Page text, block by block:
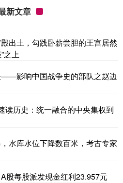
新文章
出土，勾践卧薪尝胆的王宫居然
之上
——影响中国战争史的部队之赵边
读历史：统一融合的中央集权到
水库水位下降数百米，考古专家
股每股派发现金红利23.957元